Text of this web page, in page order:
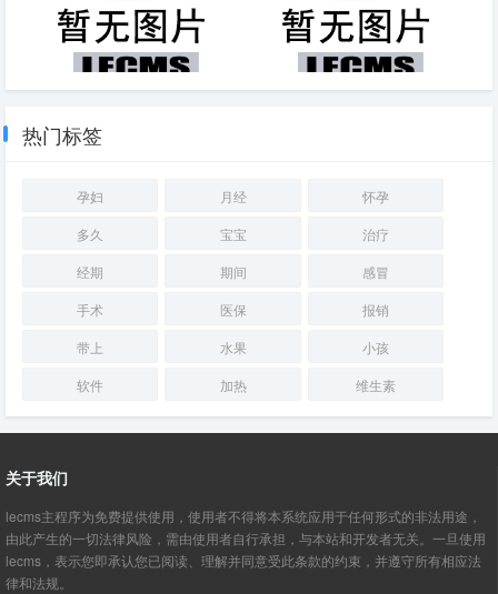
热门标签
孕妇 月经
怀孕
多久
宝宝
治疗
经期
期间
感冒
手术
医保
报销
带上
水果
小孩
软件
加热 维生素
关于我们
lecms主程序为免费提供使用，使用者不得将本系统应用于任何形式的非法用途，
由此产生的一切法律风险，需由使用者自行承担，与本站和开发者无关。一旦使用
lecms，表示您即承认您已阅读、理解并同意受此条款的约束，并遵守所有相应法
律和法规。